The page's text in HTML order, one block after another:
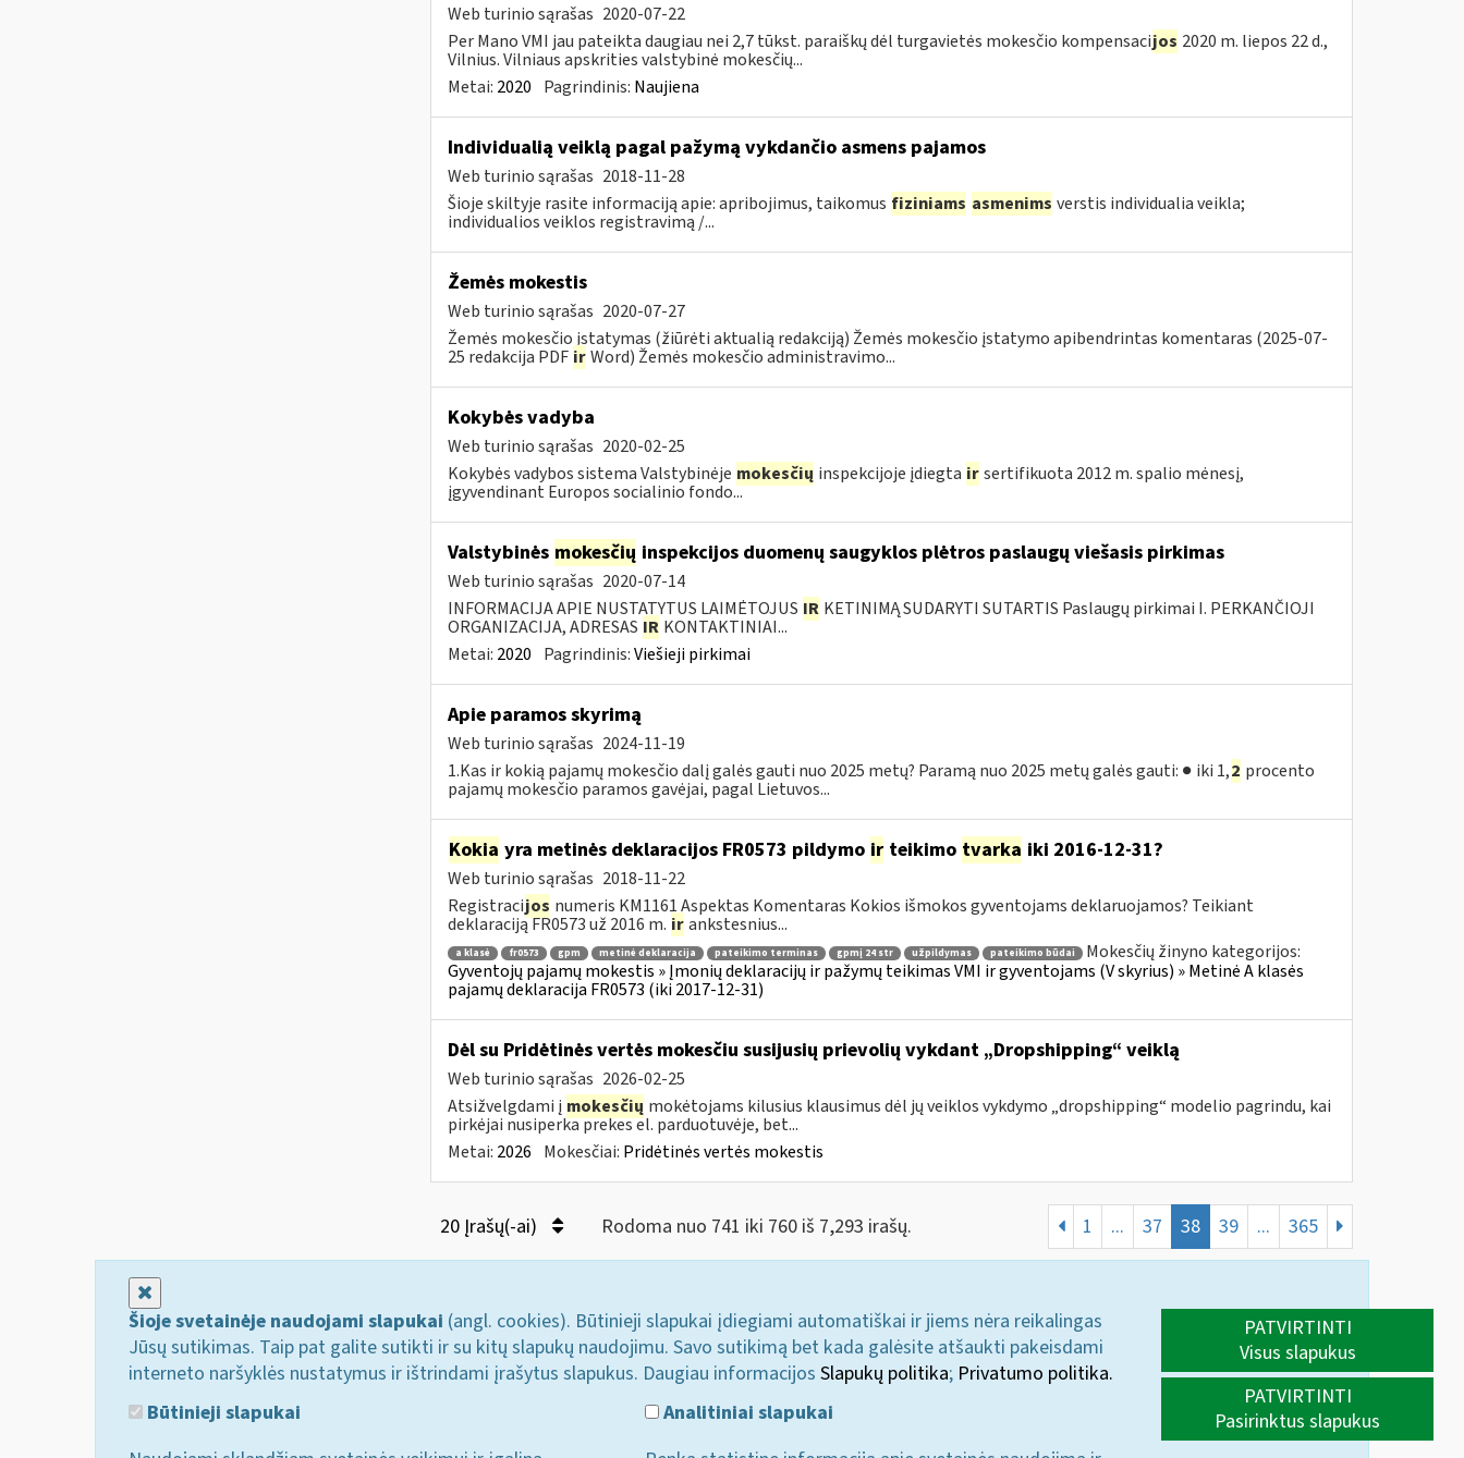
Web turinio sąrašas 2020-07-22
Per Mano VMI jau pateikta daugiau nei 2,7 tūkst. paraiškų dėl turgavietės mokesčio kompensacijos 2020 m. liepos 22 d.,
Vilnius. Vilniaus apskrities valstybinė mokesčių...
Metai: 2020 Pagrindinis: Naujiena
Individualią veiklą pagal pažymą vykdančio asmens pajamos
Web turinio sąrašas 2018-11-28
Šioje skiltyje rasite informaciją apie: apribojimus, taikomus fiziniams asmenims verstis individualia veikla;
individualios veiklos registravimą /...
Žemės mokestis
Web turinio sąrašas 2020-07-27
Žemės mokesčio įstatymas (žiūrėti aktualią redakciją) Žemės mokesčio įstatymo apibendrintas komentaras (2025-07-
25 redakcija PDF ir Word) Žemės mokesčio administravimo...
Kokybės vadyba
Web turinio sąrašas 2020-02-25
Kokybės vadybos sistema Valstybinėje mokesčių inspekcijoje įdiegta ir sertifikuota 2012 m. spalio mėnesį,
įgyvendinant Europos socialinio fondo...
Valstybinės mokesčių inspekcijos duomenų saugyklos plėtros paslaugų viešasis pirkimas
Web turinio sąrašas 2020-07-14
INFORMACIJA APIE NUSTATYTUS LAIMĖTOJUS IR KETINIMĄ SUDARYTI SUTARTIS Paslaugų pirkimai I. PERKANČIOJI
ORGANIZACIJA, ADRESAS IR KONTAKTINIAI...
Metai: 2020 Pagrindinis:Viešieji pirkimai
Apie paramos skyrimą
Web turinio sąrašas 2024-11-19
1.Kas ir kokią pajamų mokesčio dalį galės gauti nuo 2025 metų? Paramą nuo 2025 metų galės gauti: ● iki 1,2 procento
pajamų mokesčio paramos gavėjai, pagal Lietuvos...
Kokia yra metinės deklaracijos FR0573 pildymo irteikimo tvarka iki 2016-12-31?
Web turinio sąrašas 2018-11-22
Registracijos numeris KM1161 Aspektas Komentaras Kokios išmokos gyventojams deklaruojamos? Teikiant
deklaraciją FR0573 už 2016 m. ir ankstesnius...
a klasė fr0573 gpm metinė deklaracija pateikimo terminas gpmį 24 str užpildymas pateikimo būdai
Mokesčių žinyno kategorijos:
Gyventojų pajamų mokestis » Įmonių deklaracijų ir pažymų teikimas VMI ir gyventojams (V skyrius) » Metinė A klasės
pajamų deklaracija FR0573 (iki 2017-12-31)
Dėl su Pridėtinės vertės mokesčiu susijusių prievolių vykdant „Dropshipping“ veiklą
Web turinio sąrašas 2026-02-25
Atsižvelgdami į mokesčių mokėtojams kilusius klausimus dėl jų veiklos vykdymo „dropshipping“ modelio pagrindu, kai
pirkėjai nusiperka prekes el. parduotuvėje, bet...
Metai: 2026 Mokesčiai: Pridėtinės vertės mokestis
20 Įrašų(-ai) Rodoma nuo 741 iki 760 iš 7,293 irašų. 1 ... 37 38 39 ... 365
Šioje svetainėje naudojami slapukai (angl. cookies). Būtinieji slapukai įdiegiami automatiškai ir jiems nėra reikalingas
Jūsų sutikimas. Taip pat galite sutikti ir su kitų slapukų naudojimu. Savo sutikimą bet kada galėsite atšaukti pakeisdami
interneto naršyklės nustatymus ir ištrindami įrašytus slapukus. Daugiau informacijos Slapukų politika; Privatumo politika.
Būtinieji slapukai
Analitiniai slapukai
PATVIRTINTI
Visus slapukus
PATVIRTINTI
Pasirinktus slapukus